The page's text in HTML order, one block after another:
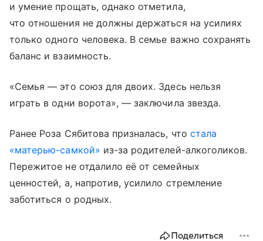
и умение прощать, однако отметила,
что отношения не должны держаться на усилиях
только одного человека. В семье важно сохранять
баланс и взаимность.
«Семья — это союз для двоих. Здесь нельзя
играть в одни ворота», — заключила звезда.
Ранее Роза Сябитова призналась, что стала
«матерью-самкой» из-за родителей-алкоголиков.
Пережитое не отдалило её от семейных
ценностей, а, напротив, усилило стремление
заботиться о родных.
Поделиться